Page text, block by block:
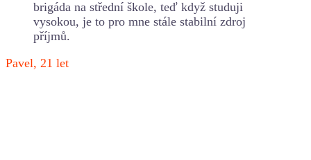
brigáda na střední škole, teď když studuji
vysokou, je to pro mne stále stabilní zdroj
příjmů.
Pavel, 21 let